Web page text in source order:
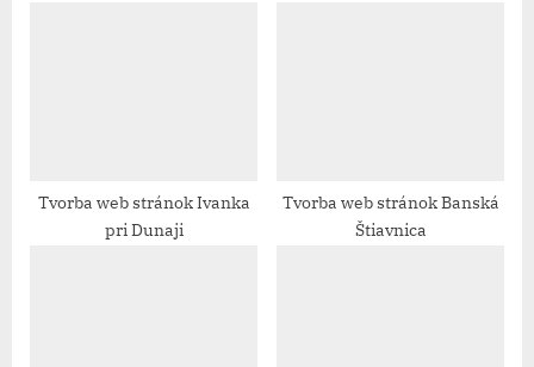
Tvorba web stránok​ Ivanka
pri Dunaji
Tvorba web stránok​ Banská
Štiavnica